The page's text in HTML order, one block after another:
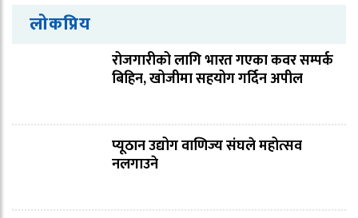
लोकप्रिय
रोजगारीको लागि भारत गएका कवर सम्पर्क
बिहिन, खोजीमा सहयोग गर्दिन अपील
प्यूठान उद्योग वाणिज्य संघले महोत्सव
नलगाउने